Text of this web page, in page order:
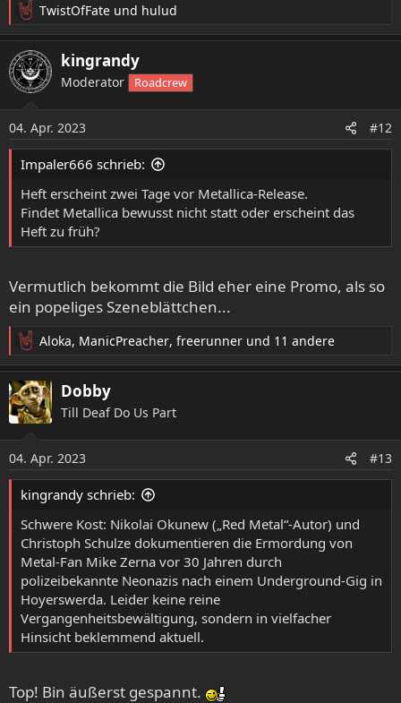
R
e
a
k
t
n
e
n
TwistOfFate und hulud
kingrandy
Moderator Roadcrew
04. Apr. 2023 #12
Impaler666 schrieb:
Heft erscheint zwei Tage vor Metallica-Release.
Findet Metallica bewusst nicht statt oder erscheint das
Heft zu früh?
Vermutlich bekommt die Bild eher eine Promo, als so
ein popeliges Szeneblättchen...
R
e
a
k
t
n
e
n
Aloka, ManicPreacher, freerunner und 11 andere
Dobby
Till Deaf Do Us Part
04. Apr. 2023 #13
kingrandy schrieb:
Schwere Kost: Nikolai Okunew („Red Metal“-Autor) und
Christoph Schulze dokumentieren die Ermordung von
Metal-Fan Mike Zerna vor 30 Jahren durch
polizeibekannte Neonazis nach einem Underground-Gig in
Hoyerswerda. Leider keine reine
Vergangenheitsbewältigung, sondern in vielfacher
Hinsicht beklemmend aktuell.
Top! Bin äußerst gespannt.